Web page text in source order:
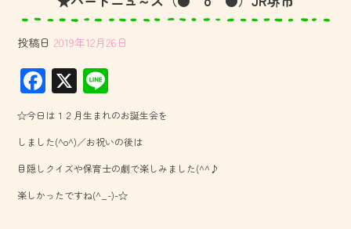
投稿日 2019年12月26日
F
ac
e
b
o
ok
X
ne
☆今日は１２月生まれのお誕生会を
しました(^o^)／お祝いの後は
目隠しクイズや保育士の劇で楽しみました(^^♪
楽しかったですね(^_-)-☆